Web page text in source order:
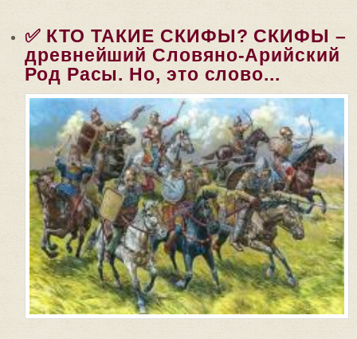
✅ КТО ТАКИЕ СКИФЫ? СКИФЫ –
древнейший Словяно-Арийский
Род Расы. Но, это слово...